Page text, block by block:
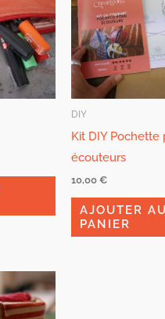
DIY
Kit DIY Pochette
écouteurs
10,00 €
AJOUTER AU
PANIER